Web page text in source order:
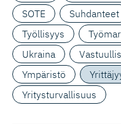
SOTE
Suhdanteet
Työllisyys
Ukraina
Ympäristö
Yritysturvallisuus